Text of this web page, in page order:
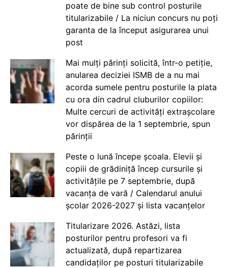
poate de bine sub control posturile
titularizabile / La niciun concurs nu poți
garanta de la început asigurarea unui
post
Mai mulți părinți solicită, într-o petiție,
anularea deciziei ISMB de a nu mai
acorda sumele pentru posturile la plata
cu ora din cadrul cluburilor copiilor:
Multe cercuri de activități extrașcolare
vor dispărea de la 1 septembrie, spun
părinții
Peste o lună începe școala. Elevii și
copiii de grădiniță încep cursurile și
activitățile pe 7 septembrie, după
vacanța de vară / Calendarul anului
școlar 2026-2027 și lista vacanțelor
Titularizare 2026. Astăzi, lista
posturilor pentru profesori va fi
actualizată, după repartizarea
candidaților pe posturi titularizabile